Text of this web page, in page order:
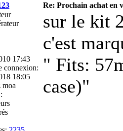
Re: Prochain achat en
17:43
connexion:
18:05
moa
sur le kit
c'est
" Fits:
case)"